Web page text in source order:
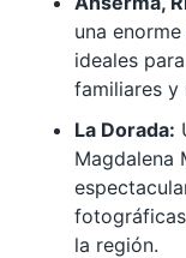
una
ideales
familiares y
La Dorada:
Magdalena
la región.